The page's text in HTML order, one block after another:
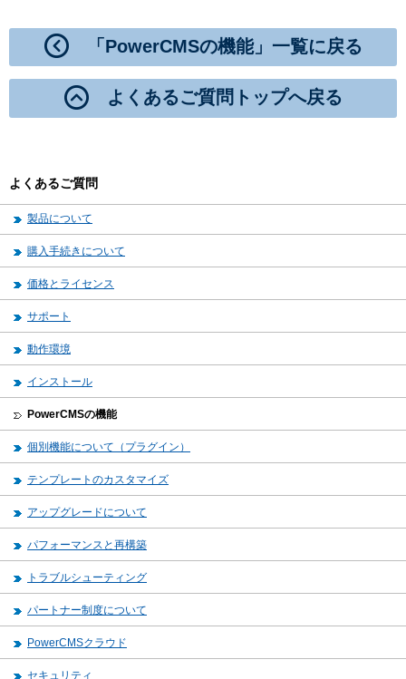
「PowerCMSの機能」一覧に戻る
よくあるご質問トップへ戻る
よくあるご質問
製品について
購入手続きについて
価格とライセンス
サポート
動作環境
インストール
PowerCMSの機能
個別機能について（プラグイン）
テンプレートのカスタマイズ
アップグレードについて
パフォーマンスと再構築
トラブルシューティング
パートナー制度について
PowerCMSクラウド
セキュリティ